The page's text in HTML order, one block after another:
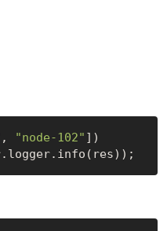
, "node-102" ])